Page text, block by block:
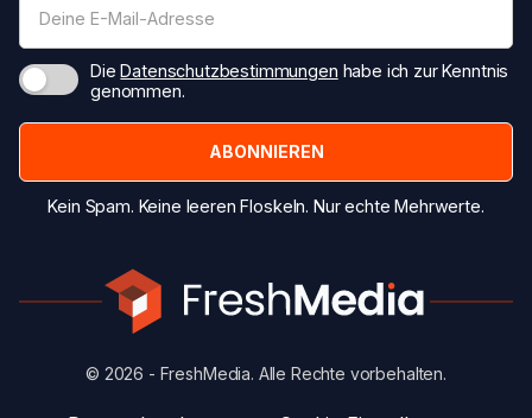
DieDatenschutzbestimmungen habe ich zur Kenntnis
genommen.
Kein Spam. Keine leeren Floskeln. Nur echte Mehrwerte.
© 2026 - FreshMedia. Alle Rechte vorbehalten.